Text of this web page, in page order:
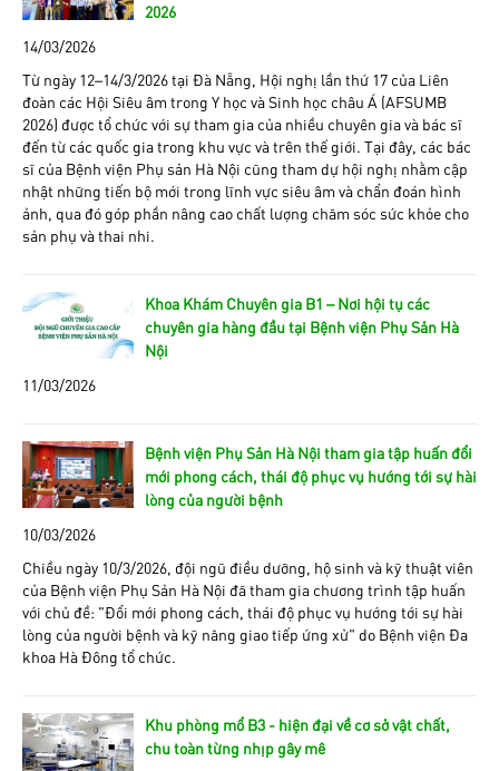
2026
14/03/2026
Từ ngày 12–14/3/2026 tại Đà Nẵng, Hội nghị lần thứ 17 của Liên
đoàn các Hội Siêu âm trong Y học và Sinh học châu Á (AFSUMB
2026) được tổ chức với sự tham gia của nhiều chuyên gia và bác sĩ
đến từ các quốc gia trong khu vực và trên thế giới. Tại đây, các bác
sĩ của Bệnh viện Phụ sản Hà Nội cũng tham dự hội nghị nhằm cập
nhật những tiến bộ mới trong lĩnh vực siêu âm và chẩn đoán hình
ảnh, qua đó góp phần nâng cao chất lượng chăm sóc sức khỏe cho
sản phụ và thai nhi.
Khoa Khám Chuyên gia B1 – Nơi hội tụ các
chuyên gia hàng đầu tại Bệnh viện Phụ Sản Hà
Nội
11/03/2026
Bệnh viện Phụ Sản Hà Nội tham gia tập huấn đổi
mới phong cách, thái độ phục vụ hướng tới sự hài
lòng của người bệnh
10/03/2026
Chiều ngày 10/3/2026, đội ngũ điều dưỡng, hộ sinh và kỹ thuật viên
của Bệnh viện Phụ Sản Hà Nội đã tham gia chương trình tập huấn
với chủ đề: “Đổi mới phong cách, thái độ phục vụ hướng tới sự hài
lòng của người bệnh và kỹ năng giao tiếp ứng xử” do Bệnh viện Đa
khoa Hà Đông tổ chức.
Khu phòng mổ B3 - hiện đại về cơ sở vật chất,
chu toàn từng nhịp gây mê